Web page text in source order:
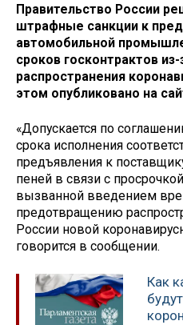
Правительство России
штрафные санкции к
автомобильной
сроков госконтрактов
распространения
этом опубликовано на
«Допускается по
срока исполнения
предъявления к
пеней в связи с
вызванной введением
предотвращению
России новой
говорится в сообщении.
Как